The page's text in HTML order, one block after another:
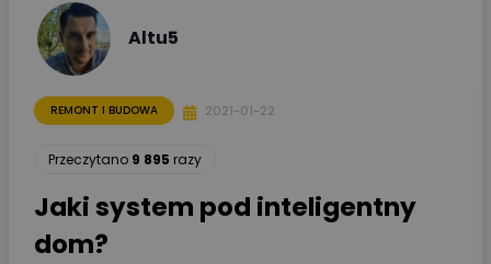
Altu5
REMONT I BUDOWA 2021-01-22
Przeczytano 9 895 razy
Jaki system pod inteligentny
dom?